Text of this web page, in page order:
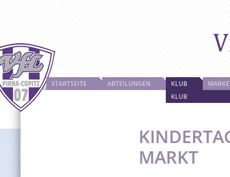
STARTSEITE ABTEILUNGEN
KLUB
KLUB
MARKT